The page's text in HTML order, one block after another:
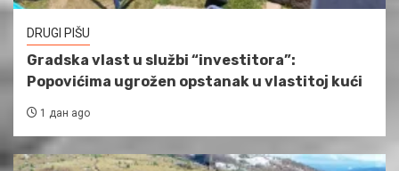
DRUGI PIŠU
Gradska vlast u službi “investitora”:
Popovićima ugrožen opstanak u vlastitoj kući
1 дан ago